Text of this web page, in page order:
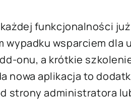
funkcjonalności
wsparciem dla
onu, a krótkie
nowa aplikacja to
strony administratora